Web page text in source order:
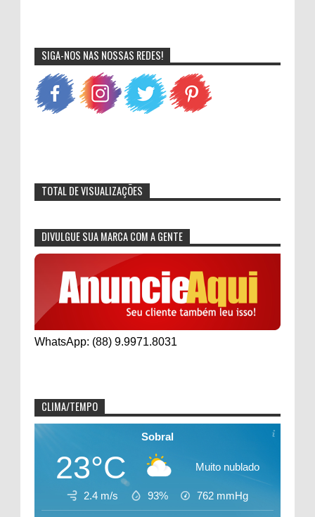
SIGA-NOS NAS NOSSAS REDES!
TOTAL DE VISUALIZAÇÕES
DIVULGUE SUA MARCA COM A GENTE
WhatsApp: (88) 9.9971.8031
CLIMA/TEMPO
Sobral
23°C Muito nublado
2.4 m/s 93% 762 mmHg